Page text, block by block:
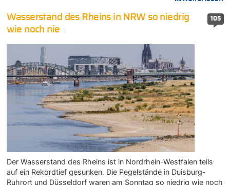
105
Wasserstand des Rheins in NRW so niedrig
wie noch nie
Der Wasserstand des Rheins ist in Nordrhein-Westfalen teils
auf ein Rekordtief gesunken. Die Pegelstände in Duisburg-
Ruhrort und Düsseldorf waren am Sonntag so niedrig wie noch